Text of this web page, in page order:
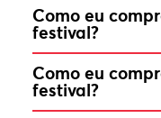
Como eu
festival?
Como eu
festival?